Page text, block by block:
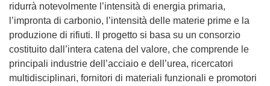
ridurrà notevolmente l’intensità di energia primaria,
l’impronta di carbonio, l’intensità delle materie prime e la
produzione di rifiuti. Il progetto si basa su un consorzio
costituito dall’intera catena del valore, che comprende le
principali industrie dell’acciaio e dell’urea, ricercatori
multidisciplinari, fornitori di materiali funzionali e promotori